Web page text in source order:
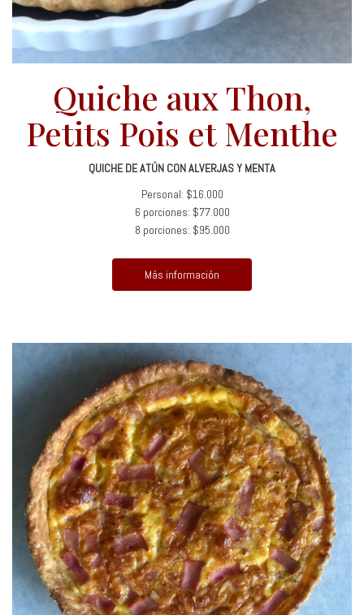
Quiche aux Thon,
Petits Pois et Menthe
QUICHE DE ATÚN CON ALVERJAS Y MENTA
Personal: $16.000
6 porciones: $77.000
8 porciones: $95.000
Más información